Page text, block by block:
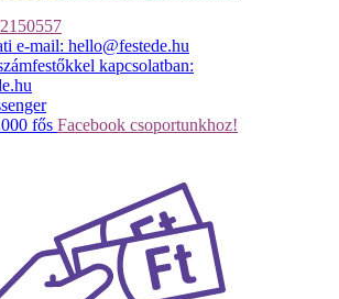
e-mail: hello@festede.hu
kapcsolatban:
fős Facebook csoportunkhoz!